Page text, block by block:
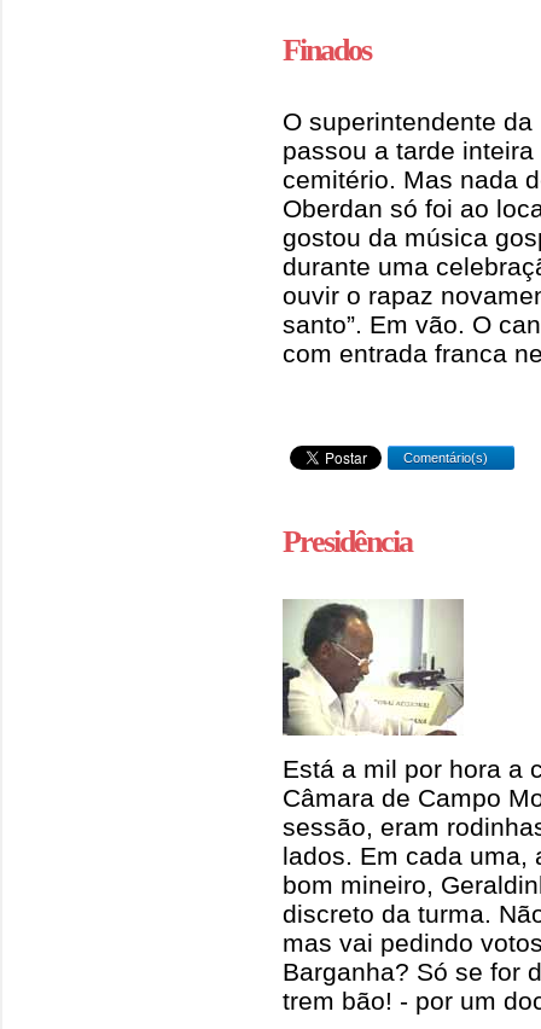
Finados
O superintendente
passou a tarde
cemitério. Mas nada
Oberdan só foi ao
gostou da música
durante uma
ouvir o rapaz
santo”. Em vão. O
com entrada franca
Comentário(s)
Presidência
Está a mil por hora a
Câmara de Campo
sessão, eram
lados. Em cada uma,
bom mineiro,
discreto da turma.
mas vai pedindo
Barganha? Só se for
trem bão! - por um